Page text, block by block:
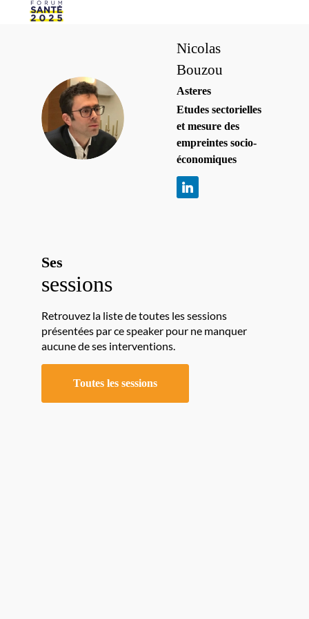
NB
Nicolas
Bouzou
Asteres
Etudes sectorielles
et mesure des
empreintes socio-
économiques
Ses
sessions
Retrouvez la liste de toutes les sessions
présentées par ce speaker pour ne manquer
aucune de ses interventions.
Toutes les sessions